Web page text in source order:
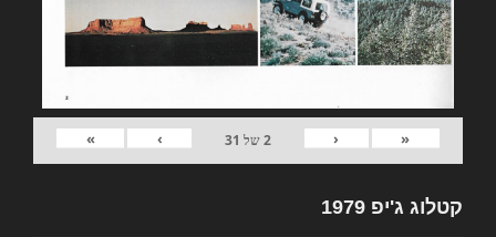
«
‹
2של 31
›
»
קטלוג ג'יפ 1979